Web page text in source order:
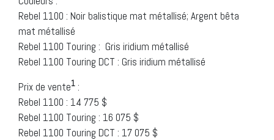
Rebel 1100 : Noir balistique mat métallisé; Argent bêta
mat métallisé
Rebel 1100 Touring : Gris iridium métallisé
Rebel 1100 Touring DCT : Gris iridium métallisé
Prix de vente1 :
Rebel 1100 : 14 775 $
Rebel 1100 Touring : 16 075 $
Rebel 1100 Touring DCT : 17 075 $